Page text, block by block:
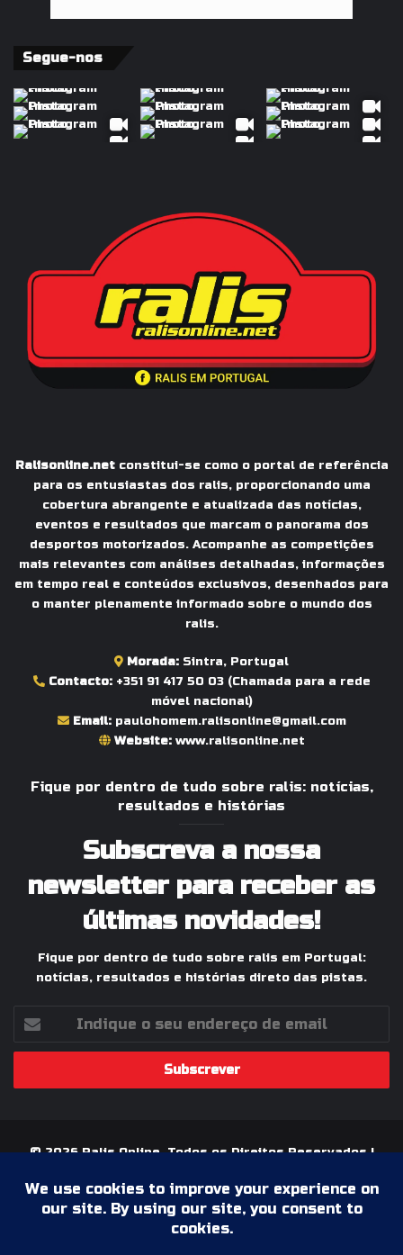
Segue-nos
Ralisonline.netconstitui-se como o portal de referência
para os entusiastas dos ralis, proporcionando uma
cobertura abrangente e atualizada das notícias,
eventos e resultados que marcam o panorama dos
desportos motorizados. Acompanhe as competições
mais relevantes com análises detalhadas, informações
em tempo real e conteúdos exclusivos, desenhados para
o manter plenamente informado sobre o mundo dos
ralis.
Morada: Sintra, Portugal
Contacto: +351 91 417 50 03(Chamada para a rede
móvel nacional)
Email: paulohomem.ralisonline@gmail.com
Website: www.ralisonline.net
Fique por dentro de tudo sobre ralis: notícias,
resultados e histórias
Subscreva a nossa
newsletter para receber as
últimas novidades!
Fique por dentro de tudo sobre ralis em Portugal:
notícias, resultados e histórias direto das pistas.
seu
de
© 2026 Ralis Online, Todos os Direitos Reservados |
Paixão pelos Ralis em Portugal
Termos & Condições
Política de Privacidade